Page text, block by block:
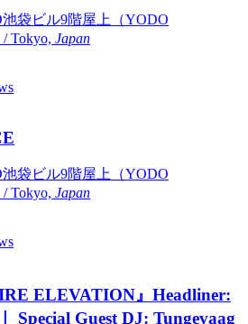
袋ビル9階屋上（YODO
Tokyo, Japan
袋ビル9階屋上（YODO
Tokyo, Japan
ELEVATION』Headliner:
Special Guest DJ: Tungevaag